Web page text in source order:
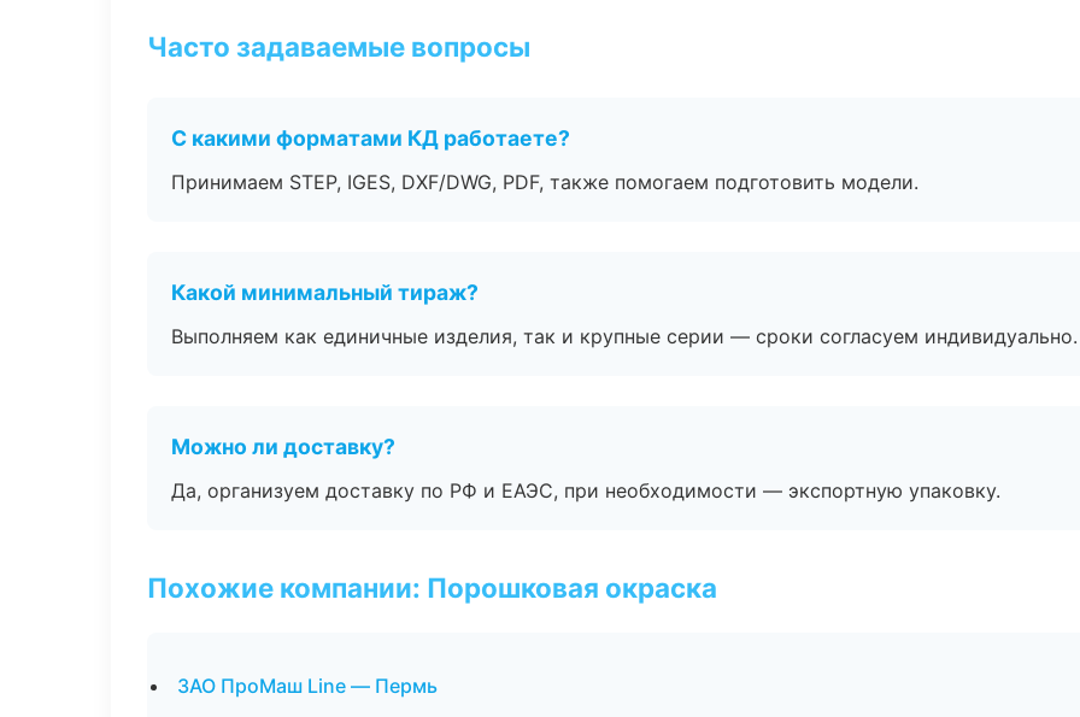
Часто задаваемые вопросы
С какими форматами КД работаете?
Принимаем STEP, IGES, DXF/DWG, PDF, также помогаем подготовить модели.
Какой минимальный тираж?
Выполняем как единичные изделия, так и крупные серии — сроки согласуем индивидуально.
Можно ли доставку?
Да, организуем доставку по РФ и ЕАЭС, при необходимости — экспортную упаковку.
Похожие компании: Порошковая окраска
ЗАО ПроМаш Line — Пермь